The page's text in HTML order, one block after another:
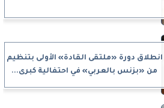
انطلاق دورة «ملتقى القادة» الأولى بتنظيم
من «بزنس بالعربي» في احتفالية كبرى...